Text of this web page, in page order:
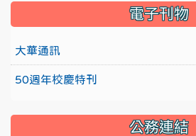
電子刊物
大華通訊
50週年校慶特刊
公務連結